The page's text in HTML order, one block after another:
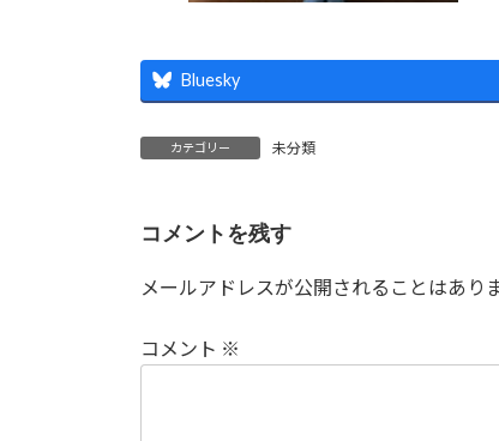
Bluesky
カテゴリー 未分類
コメントを残す
メールアドレスが公開されることはあり
コメント ※